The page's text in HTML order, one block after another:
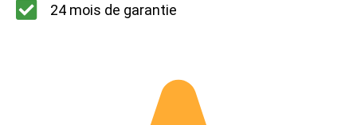
24 mois de garantie